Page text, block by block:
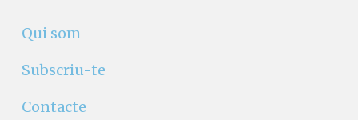
Qui som
Subscriu-te
Contacte